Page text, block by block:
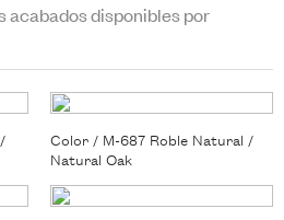
acabados disponibles por
Color / M-687 Roble Natural /
Natural Oak